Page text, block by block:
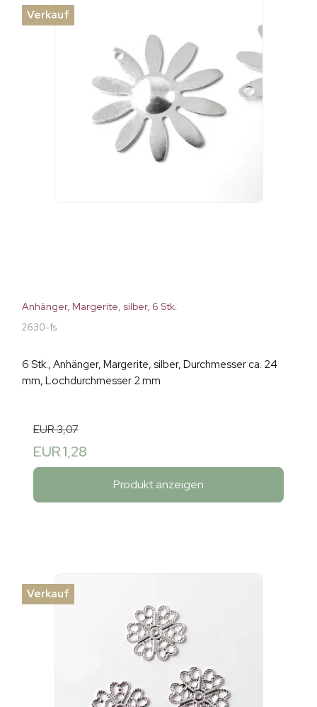
Verkauf
Anhänger, Margerite, silber, 6 Stk.
2630-fs
6 Stk., Anhänger, Margerite, silber, Durchmesser ca. 24
mm, Lochdurchmesser 2 mm
EUR 3,07
EUR 1,28
Produkt anzeigen
Verkauf